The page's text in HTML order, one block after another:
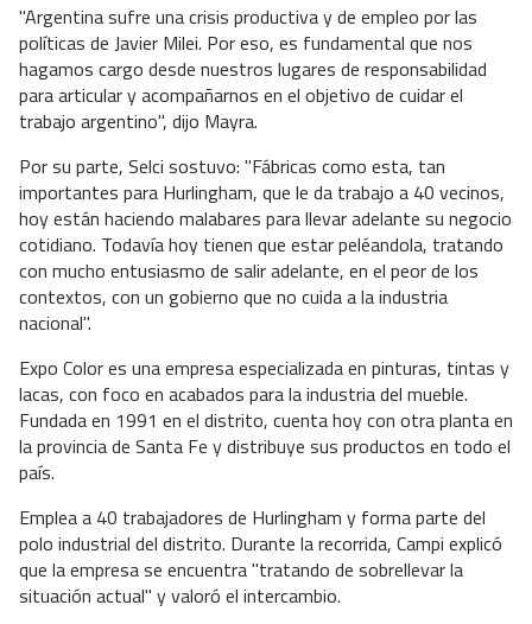
"Argentina sufre una crisis productiva y de empleo por las
políticas de Javier Milei. Por eso, es fundamental que nos
hagamos cargo desde nuestros lugares de responsabilidad
para articular y acompañarnos en el objetivo de cuidar el
trabajo argentino", dijo Mayra.
Por su parte, Selci sostuvo: "Fábricas como esta, tan
importantes para Hurlingham, que le da trabajo a 40 vecinos,
hoy están haciendo malabares para llevar adelante su negocio
cotidiano. Todavía hoy tienen que estar peléandola, tratando
con mucho entusiasmo de salir adelante, en el peor de los
contextos, con un gobierno que no cuida a la industria
nacional".
Expo Color es una empresa especializada en pinturas, tintas y
lacas, con foco en acabados para la industria del mueble.
Fundada en 1991 en el distrito, cuenta hoy con otra planta en
la provincia de Santa Fe y distribuye sus productos en todo el
país.
Emplea a 40 trabajadores de Hurlingham y forma parte del
polo industrial del distrito. Durante la recorrida, Campi explicó
que la empresa se encuentra "tratando de sobrellevar la
situación actual" y valoró el intercambio.